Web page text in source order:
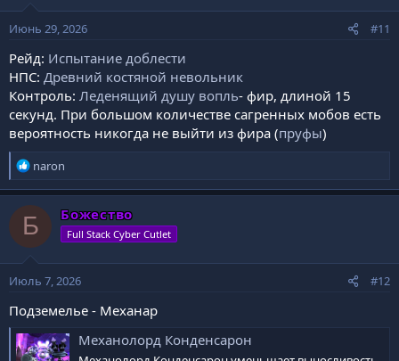
и
:
Июнь 29, 2026 #11
Рейд: Испытание доблести
НПС: Древний костяной невольник
Контроль: Леденящий душу вопль- фир, длиной 15
секунд. При большом количестве сагренных мобов есть
вероятность никогда не выйти из фира (пруфы)
Р
е
а
к
ц
и
и
:
naron
Б Божество
Full Stack Cyber Cutlet
Июль 7, 2026 #12
Подземелье - Механар
Механолорд Конденсарон